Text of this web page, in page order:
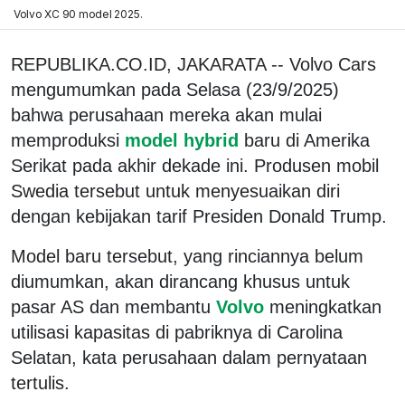
Volvo XC 90 model 2025.
REPUBLIKA.CO.ID, JAKARATA -- Volvo Cars
mengumumkan pada Selasa (23/9/2025)
bahwa perusahaan mereka akan mulai
memproduksi model hybrid baru di Amerika
Serikat pada akhir dekade ini. Produsen mobil
Swedia tersebut untuk menyesuaikan diri
dengan kebijakan tarif Presiden Donald Trump.
Model baru tersebut, yang rinciannya belum
diumumkan, akan dirancang khusus untuk
pasar AS dan membantu Volvo meningkatkan
utilisasi kapasitas di pabriknya di Carolina
Selatan, kata perusahaan dalam pernyataan
tertulis.